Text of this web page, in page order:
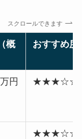
スクロールできます
概
おすすめ度
円 ★★★☆☆
★★★☆☆